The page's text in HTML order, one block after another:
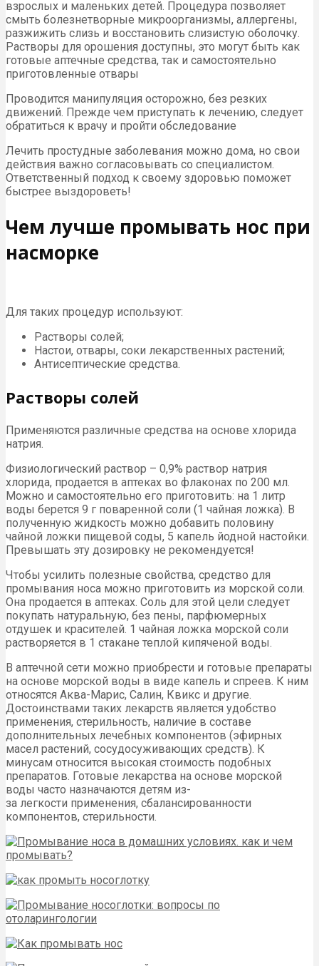
взрослых и маленьких детей. Процедура позволяет
смыть болезнетворные микроорганизмы, аллергены,
разжижить слизь и восстановить слизистую оболочку.
Растворы для орошения доступны, это могут быть как
готовые аптечные средства, так и самостоятельно
приготовленные отвары
Проводится манипуляция осторожно, без резких
движений. Прежде чем приступать к лечению, следует
обратиться к врачу и пройти обследование
Лечить простудные заболевания можно дома, но свои
действия важно согласовывать со специалистом.
Ответственный подход к своему здоровью поможет
быстрее выздороветь!
Чем лучше промывать нос при
насморке
Для таких процедур используют:
Растворы солей;
Настои, отвары, соки лекарственных растений;
Антисептические средства.
Растворы солей
Применяются различные средства на основе хлорида
натрия.
Физиологический раствор – 0,9% раствор натрия
хлорида, продается в аптеках во флаконах по 200 мл.
Можно и самостоятельно его приготовить: на 1 литр
воды берется 9 г поваренной соли (1 чайная ложка). В
полученную жидкость можно добавить половину
чайной ложки пищевой соды, 5 капель йодной настойки.
Превышать эту дозировку не рекомендуется!
Чтобы усилить полезные свойства, средство для
промывания носа можно приготовить из морской соли.
Она продается в аптеках. Соль для этой цели следует
покупать натуральную, без пены, парфюмерных
отдушек и красителей. 1 чайная ложка морской соли
растворяется в 1 стакане теплой кипяченой воды.
В аптечной сети можно приобрести и готовые препараты
на основе морской воды в виде капель и спреев. К ним
относятся Аква-Марис, Салин, Квикс и другие.
Достоинствами таких лекарств является удобство
применения, стерильность, наличие в составе
дополнительных лечебных компонентов (эфирных
масел растений, сосудосуживающих средств). К
минусам относится высокая стоимость подобных
препаратов. Готовые лекарства на основе морской
воды часто назначаются детям из-
за легкости применения, сбалансированности
компонентов, стерильности.